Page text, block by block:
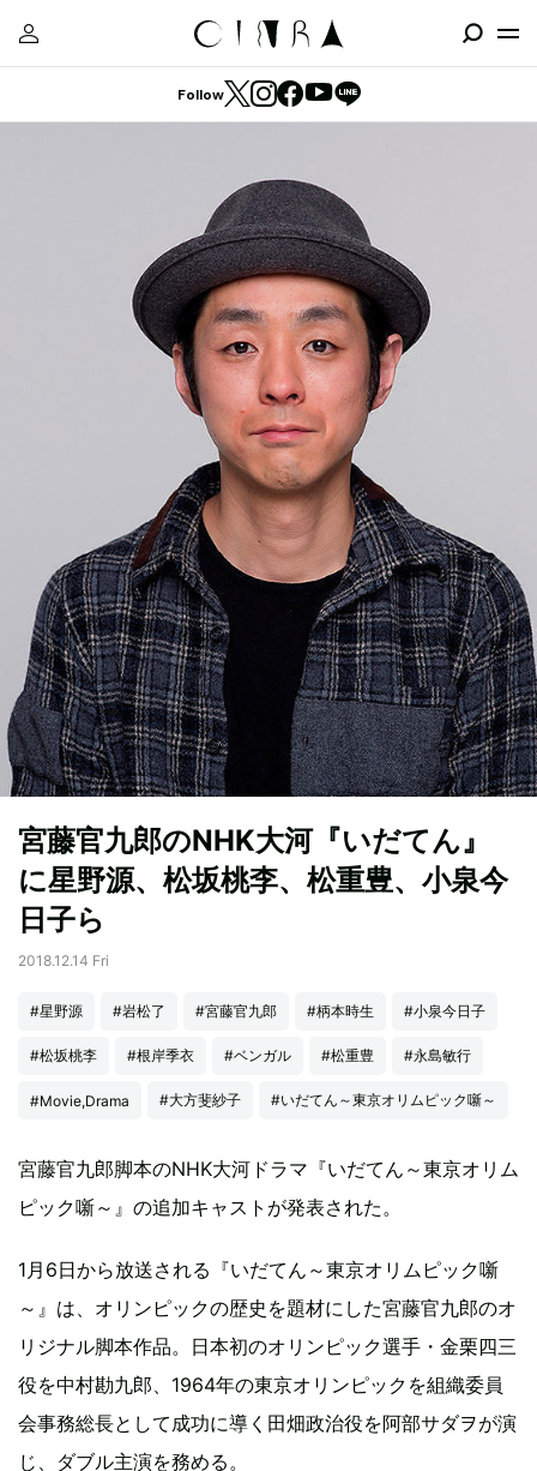
Follow
宮藤官九郎のNHK大河『いだてん』
に星野源、松坂桃李、松重豊、小泉今
日子ら
2018.12.14 Fri
#星野源 #岩松了 #宮藤官九郎 #柄本時生 #小泉今日子
#松坂桃李 #根岸季衣 #ベンガル #松重豊 #永島敏行
#Movie,Drama #大方斐紗子 #いだてん～東京オリムピック噺～
宮藤官九郎脚本のNHK大河ドラマ『いだてん～東京オリム
ピック噺～』の追加キャストが発表された。
1月6日から放送される『いだてん～東京オリムピック噺
～』は、オリンピックの歴史を題材にした宮藤官九郎のオ
リジナル脚本作品。日本初のオリンピック選手・金栗四三
役を中村勘九郎、1964年の東京オリンピックを組織委員
会事務総長として成功に導く田畑政治役を阿部サダヲが演
じ、ダブル主演を務める。